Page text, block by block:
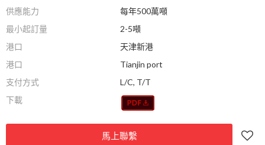
供應能力
每年500萬噸
最小起訂量
2-5噸
港口
天津新港
港口
Tianjin port
支付方式
L/C, T/T
下載
馬上聯繫